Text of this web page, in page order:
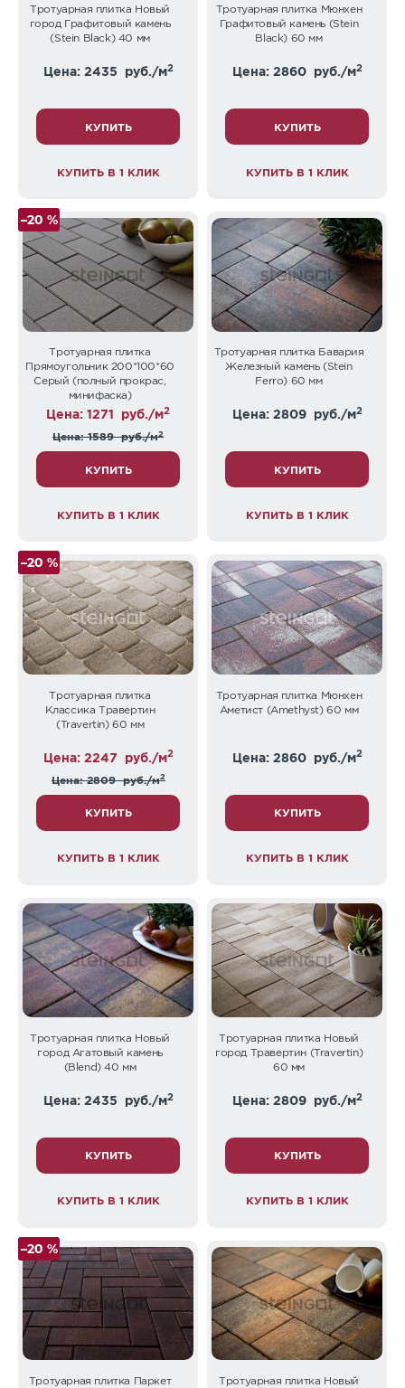
Тротуарная плитка Новый
город Графитовый камень
(Stein Black) 40 мм
Цена: 2435 руб./м2
КУПИТЬ
КУПИТЬ В 1 КЛИК
Тротуарная плитка Мюнхен
Графитовый камень (Stein
Black) 60 мм
Цена: 2860 руб./м2
КУПИТЬ
КУПИТЬ В 1 КЛИК
–20 %
Тротуарная плитка
Прямоугольник 200*100*60
Серый (полный прокрас,
минифаска)
Цена: 1271 руб./м2
Цена: 1589руб./м2
КУПИТЬ
КУПИТЬ В 1 КЛИК
Тротуарная плитка Бавария
Железный камень (Stein
Ferro) 60 мм
Цена: 2809 руб./м2
КУПИТЬ
КУПИТЬ В 1 КЛИК
–20 %
Тротуарная плитка
Классика Травертин
(Travertin) 60 мм
Цена: 2247 руб./м2
Цена: 2809руб./м2
КУПИТЬ
КУПИТЬ В 1 КЛИК
Тротуарная плитка Мюнхен
Аметист (Amethyst) 60 мм
Цена: 2860 руб./м2
КУПИТЬ
КУПИТЬ В 1 КЛИК
Тротуарная плитка Новый
город Агатовый камень
(Blend) 40 мм
Цена: 2435 руб./м2
КУПИТЬ
КУПИТЬ В 1 КЛИК
Тротуарная плитка Новый
город Травертин (Travertin)
60 мм
Цена: 2809 руб./м2
КУПИТЬ
КУПИТЬ В 1 КЛИК
–20 %
Тротуарная плитка Паркет
Тротуарная плитка Новый